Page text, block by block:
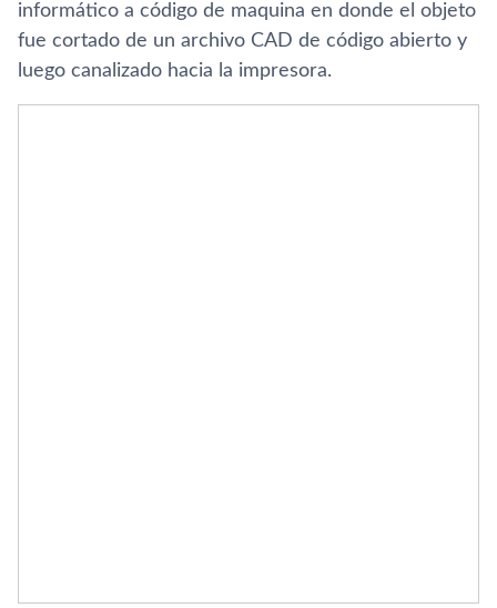
informático a código de maquina en donde el objeto
fue cortado de un archivo CAD de código abierto y
luego canalizado hacia la impresora.